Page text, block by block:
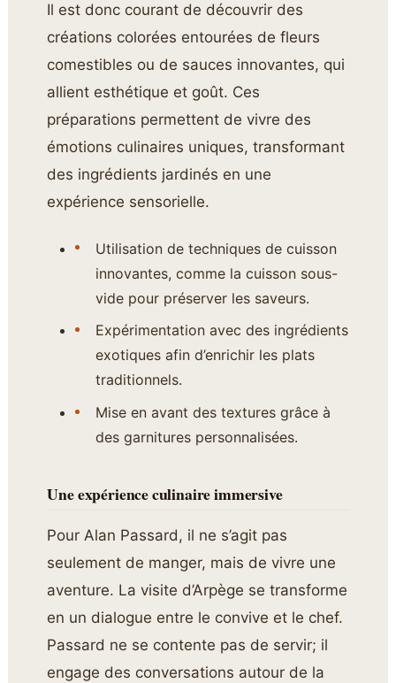
Il est donc courant de découvrir des
créations colorées entourées de fleurs
comestibles ou de sauces innovantes, qui
allient esthétique et goût. Ces
préparations permettent de vivre des
émotions culinaires uniques, transformant
des ingrédients jardinés en une
expérience sensorielle.
Utilisation de techniques de cuisson
innovantes, comme la cuisson sous-
vide pour préserver les saveurs.
Expérimentation avec des ingrédients
exotiques afin d’enrichir les plats
traditionnels.
Mise en avant des textures grâce à
des garnitures personnalisées.
Une expérience culinaire immersive
Pour Alan Passard, il ne s’agit pas
seulement de manger, mais de vivre une
aventure. La visite d’Arpège se transforme
en un dialogue entre le convive et le chef.
Passard ne se contente pas de servir; il
engage des conversations autour de la